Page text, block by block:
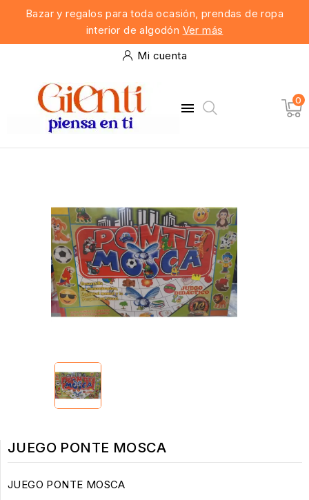
Bazar y regalos para toda ocasión, prendas de ropa
interior de algodón Ver más
Mi cuenta
 0
JUEGO PONTE MOSCA
JUEGO PONTE MOSCA